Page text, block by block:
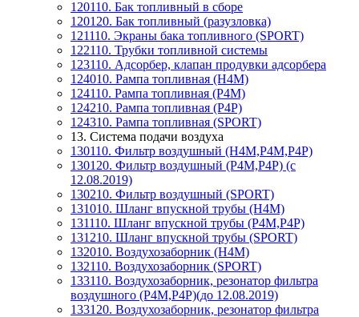
120110. Бак топливный в сборе
120120. Бак топливный (разузловка)
121110. Экраны бака топливного (SPORT)
122110. Трубки топливной системы
123110. Адсорбер, клапан продувки адсорбера
124010. Рампа топливная (Н4М)
124110. Рампа топливная (P4M)
124210. Рампа топливная (P4P)
124310. Рампа топливная (SPORT)
13. Система подачи воздуха
130110. Фильтр воздушный (Н4М,P4M,P4P)
130120. Фильтр воздушный (P4M,P4P) (с
12.08.2019)
130210. Фильтр воздушный (SPORT)
131010. Шланг впускной трубы (Н4М)
131110. Шланг впускной трубы (P4M,P4P)
131210. Шланг впускной трубы (SPORT)
132010. Воздухозаборник (Н4М)
132110. Воздухозаборник (SPORT)
133110. Воздухозаборник, резонатор фильтра
воздушного (P4M,P4P)(до 12.08.2019)
133120. Воздухозаборник, резонатор фильтра